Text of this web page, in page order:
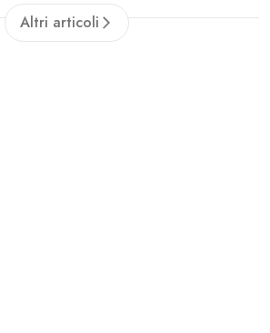
più grande in Italia"
Altri articoli